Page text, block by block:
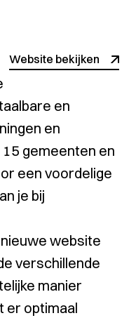
Website bekijken
en
en
gemeenten en
een voordelige
je bij
website
verschillende
manier
er optimaal